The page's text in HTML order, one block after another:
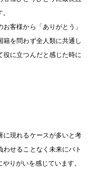
客様から「ありがとう」
籍を問わず全人類に共通し
役に立つんだと感じた時に
に現れるケースが多いと考
わせることなく未来にバト
りがいを感じています。